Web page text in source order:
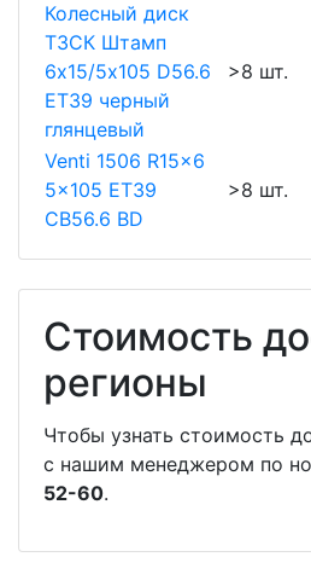
Колесный диск
ТЗСК Штамп
6х15/5х105 D56.6
ET39 черный
глянцевый
>8 шт.
Venti 1506 R15x6
5x105 ET39
CB56.6 BD
>8 шт.
Стоимость
регионы
Чтобы узнать стоимость
с нашим менеджером по
52-60.